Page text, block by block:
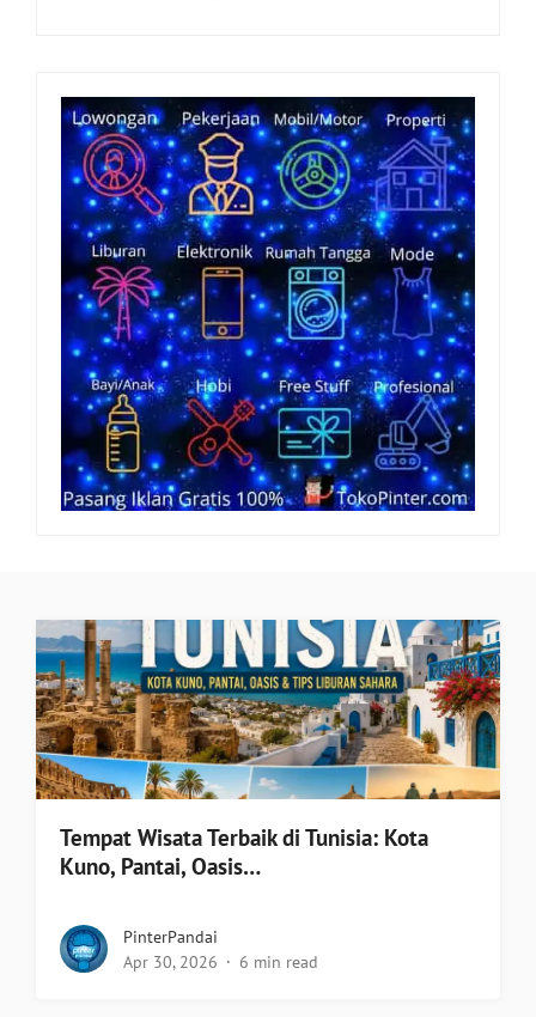
Tempat Wisata Terbaik di Tunisia: Kota
Kuno, Pantai, Oasis…
PinterPandai
Apr 30, 2026
6 min read